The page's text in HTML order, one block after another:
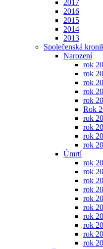
2017
2016
2015
2014
2013
Společenská
Narození
rok
rok
rok
rok
rok
Rok
rok
rok
rok
rok
Úmrtí
rok
rok
rok
rok
rok
rok
rok
rok
rok
rok